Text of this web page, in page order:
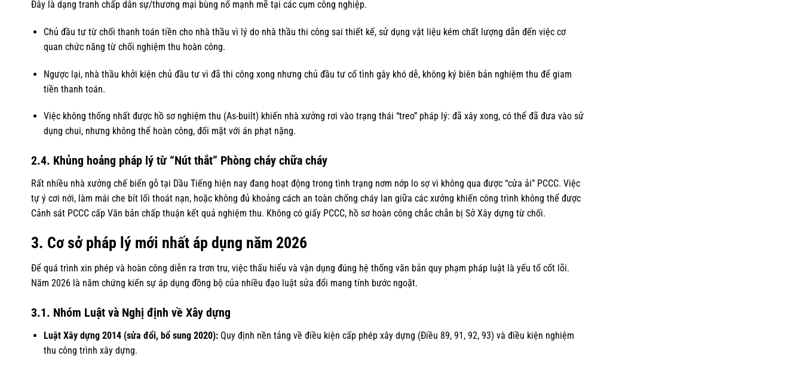
Đây là dạng tranh chấp dân sự/thương mại bùng nổ mạnh mẽ tại các cụm công nghiệp.
Chủ đầu tư từ chối thanh toán tiền cho nhà thầu vì lý do nhà thầu thi công sai thiết kế, sử dụng vật liệu kém chất lượng dẫn đến việc cơ
quan chức năng từ chối nghiệm thu hoàn công.
Ngược lại, nhà thầu khởi kiện chủ đầu tư vì đã thi công xong nhưng chủ đầu tư cố tình gây khó dễ, không ký biên bản nghiệm thu để giam
tiền thanh toán.
Việc không thống nhất được hồ sơ nghiệm thu (As-built) khiến nhà xưởng rơi vào trạng thái “treo” pháp lý: đã xây xong, có thể đã đưa vào sử
dụng chui, nhưng không thể hoàn công, đối mặt với án phạt nặng.
2.4. Khủng hoảng pháp lý từ “Nút thắt” Phòng cháy chữa cháy
Rất nhiều nhà xưởng chế biến gỗ tại Dầu Tiếng hiện nay đang hoạt động trong tình trạng nơm nớp lo sợ vì không qua được “cửa ải” PCCC. Việc
tự ý cơi nới, làm mái che bít lối thoát nạn, hoặc không đủ khoảng cách an toàn chống cháy lan giữa các xưởng khiến công trình không thể được
Cảnh sát PCCC cấp Văn bản chấp thuận kết quả nghiệm thu. Không có giấy PCCC, hồ sơ hoàn công chắc chắn bị Sở Xây dựng từ chối.
3. Cơ sở pháp lý mới nhất áp dụng năm 2026
Để quá trình xin phép và hoàn công diễn ra trơn tru, việc thấu hiểu và vận dụng đúng hệ thống văn bản quy phạm pháp luật là yếu tố cốt lõi.
Năm 2026 là năm chứng kiến sự áp dụng đồng bộ của nhiều đạo luật sửa đổi mang tính bước ngoặt.
3.1. Nhóm Luật và Nghị định về Xây dựng
Luật Xây dựng 2014 (sửa đổi, bổ sung 2020):Quy định nền tảng về điều kiện cấp phép xây dựng (Điều 89, 91, 92, 93) và điều kiện nghiệm
thu công trình xây dựng.